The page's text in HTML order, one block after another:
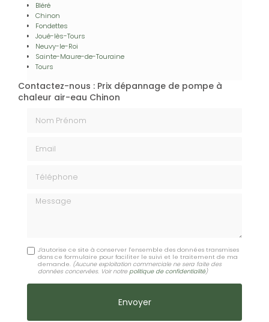
Bléré
Chinon
Fondettes
Joué-lès-Tours
Neuvy-le-Roi
Sainte-Maure-de-Touraine
Tours
Contactez-nous : Prix dépannage de pompe à
chaleur air-eau Chinon
Message
J'autorise ce site à conserver l'ensemble des données transmises
dans ce formulaire pour faciliter le suivi et le traitement de ma
demande. (Aucune exploitation commerciale ne sera faite des
données concervées. Voir notre politique de confidentialité)